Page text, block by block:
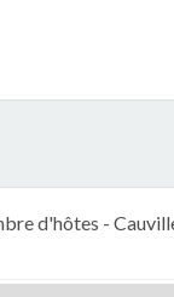
d'hôtes -